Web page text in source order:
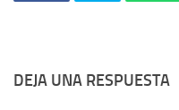
DEJA UNA RESPUESTA